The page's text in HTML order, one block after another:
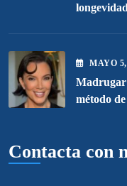
longevidad
MAYO 5
Madrugar
método
Contacta con